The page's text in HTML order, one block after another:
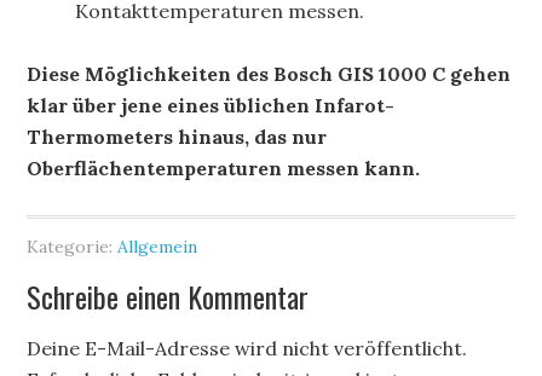
Kontakttemperaturen messen.
Diese Möglichkeiten des Bosch GIS 1000 C gehen
klar über jene eines üblichen Infarot-
Thermometers hinaus, das nur
Oberflächentemperaturen messen kann.
Kategorie:Allgemein
Schreibe einen Kommentar
Deine E-Mail-Adresse wird nicht veröffentlicht.